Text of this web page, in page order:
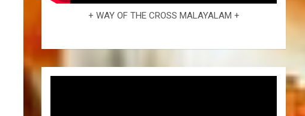
+ WAY OF THE CROSS MALAYALAM +